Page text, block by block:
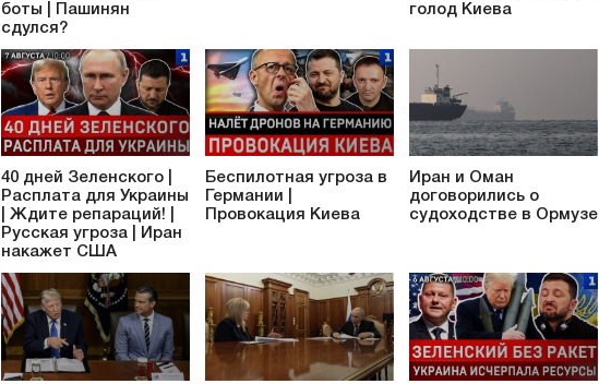
боты | Пашинян
сдулся?
голод Киева
40 дней Зеленского |
Расплата для Украины
| Ждите репараций! |
Русская угроза | Иран
накажет США
Беспилотная угроза в
Германии |
Провокация Киева
Иран и Оман
договорились о
судоходстве в Ормузе